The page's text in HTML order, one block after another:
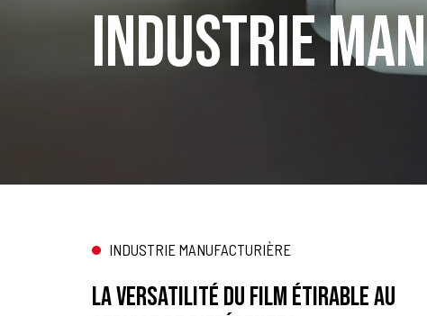
Industrie
INDUSTRIE MANUFACTURIÈRE
La versatilité du film étirable au